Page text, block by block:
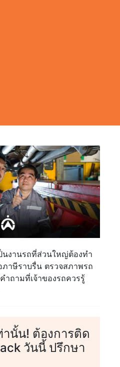
นั้น! ต้องการติด
วันนี้ ปรึกษา
นงานรถที่ส่วนใหญ่ต้องทำ
ภาษีราบรื่น ตรวจสภาพรถ
ถามที่เจ้าของรถควรรู้